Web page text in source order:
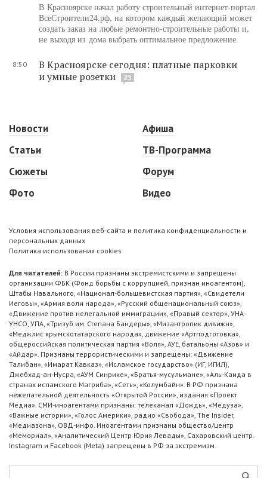
В Красноярске начал работу строительный интернет-портал
ВсеСтроители24.рф, на котором каждый желающий может
создать заказ на любые ремонтно-строительные работы и,
не выходя из дома выбрать оптимальное предложение.
8:50
В Красноярске сегодня: платные парковки
и умные розетки
23
Новости
Статьи
Сюжеты
Фото
Афиша
ТВ-Программа
Форум
Видео
Условия использования веб-сайта и политика конфиденциальности и
персональных данных
Политика использования cookies
Для читателей: В России признаны экстремистскими и запрещены
организации ФБК (Фонд борьбы с коррупцией, признан иноагентом),
Штабы Навального, «Национал-большевистская партия», «Свидетели
Иеговы», «Армия воли народа», «Русский общенациональный союз»,
«Движение против нелегальной иммиграции», «Правый сектор», УНА-
УНСО, УПА, «Тризуб им. Степана Бандеры», «Мизантропик дивижн»,
«Меджлис крымскотатарского народа», движение «Артподготовка»,
общероссийская политическая партия «Воля», АУЕ, батальоны «Азов» и
«Айдар». Признаны террористическими и запрещены: «Движение
Талибан», «Имарат Кавказ», «Исламское государство» (ИГ, ИГИЛ),
Джебхад-ан-Нусра, «АУМ Синрике», «Братья-мусульмане», «Аль-Каида в
странах исламского Магриба», «Сеть», «Колумбайн». В РФ признана
нежелательной деятельность «Открытой России», издания «Проект
Медиа». СМИ-иноагентами признаны: телеканал «Дождь», «Медуза»,
«Важные истории», «Голос Америки», радио «Свобода», The Insider,
«Медиазона», ОВД-инфо. Иноагентами признаны общество/центр
«Мемориал», «Аналитический Центр Юрия Левады», Сахаровский центр.
Instagram и Facebook (Metа) запрещены в РФ за экстремизм.